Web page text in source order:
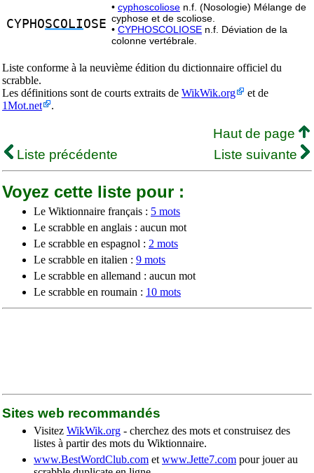
CYPHOSCOLIOSE
• cyphoscoliose n.f. (Nosologie) Mélange de
cyphose et de scoliose.
• CYPHOSCOLIOSE n.f. Déviation de la
colonne vertébrale.
Liste conforme à la neuvième édition du dictionnaire officiel du
scrabble.
Les définitions sont de courts extraits de WikWik.org
et de
1Mot.net
.
Haut de page
Liste précédente
Liste suivante
Voyez cette liste pour :
Le Wiktionnaire français : 5 mots
Le scrabble en anglais : aucun mot
Le scrabble en espagnol : 2 mots
Le scrabble en italien : 9 mots
Le scrabble en allemand : aucun mot
Le scrabble en roumain : 10 mots
Sites web recommandés
Visitez WikWik.org - cherchez des mots et construisez des
listes à partir des mots du Wiktionnaire.
www.BestWordClub.com et www.Jette7.com pour jouer au